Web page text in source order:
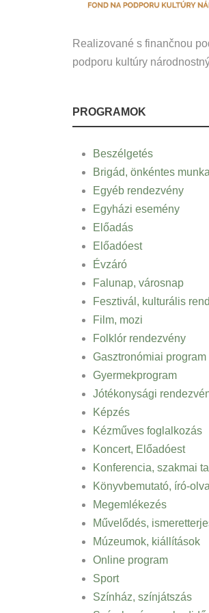
Realizované s finančnou
podporu kultúry
PROGRAMOK
Beszélgetés
Brigád, önkéntes munka
Egyéb rendezvény
Egyházi esemény
Előadás
Előadóest
Évzáró
Falunap, városnap
Fesztivál, kulturális
Film, mozi
Folklór rendezvény
Gasztronómiai program
Gyermekprogram
Jótékonysági
Képzés
Kézműves foglalkozás
Koncert, Előadóest
Konferencia, szakmai
Könyvbemutató, író-
Megemlékezés
Művelődés,
Múzeumok, kiállítások
Online program
Sport
Színház, színjátszás